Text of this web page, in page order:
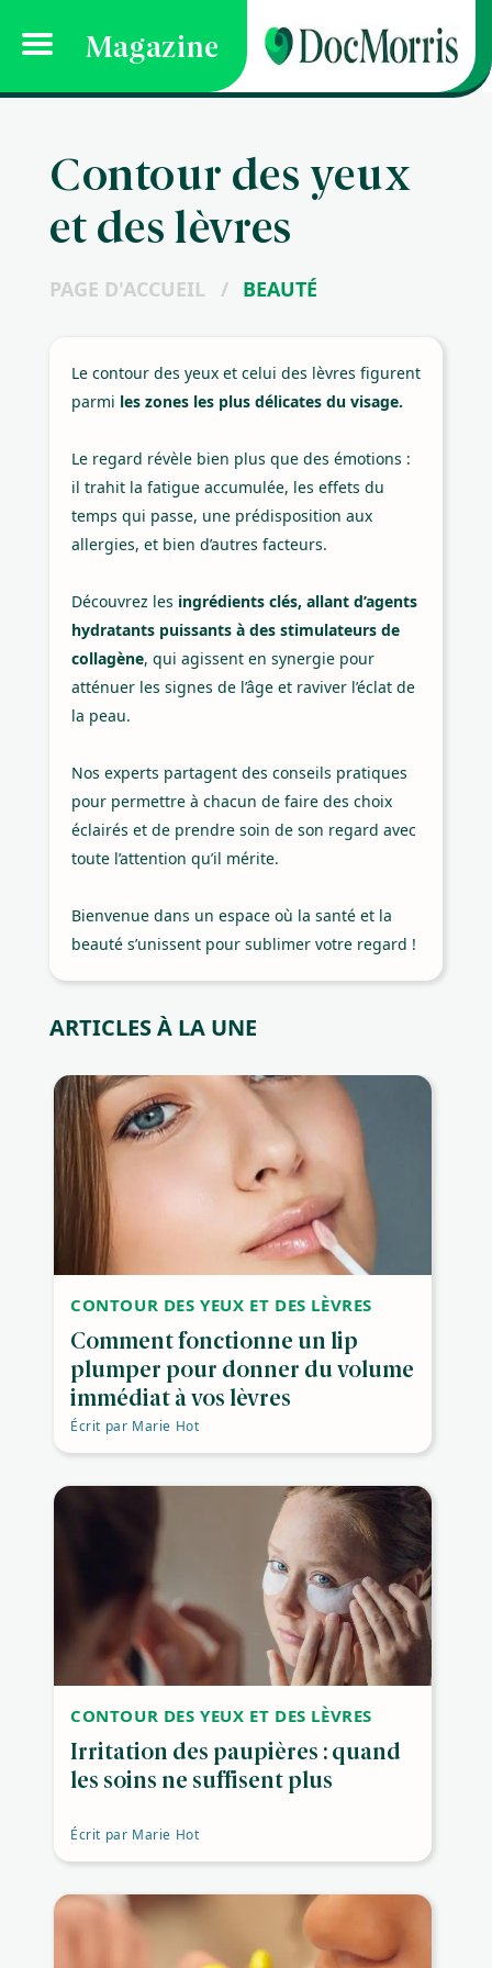
Magazine
Contour des yeux
et des lèvres
PAGE D'ACCUEIL / BEAUTÉ
Le contour des yeux et celui des lèvres figurent
parmi les zones les plus délicates du visage.
Le regard révèle bien plus que des émotions :
il trahit la fatigue accumulée, les effets du
temps qui passe, une prédisposition aux
allergies, et bien d’autres facteurs.
Découvrez les ingrédients clés, allant d’agents
hydratants puissants à des stimulateurs de
collagène, qui agissent en synergie pour
atténuer les signes de l’âge et raviver l’éclat de
la peau.
Nos experts partagent des conseils pratiques
pour permettre à chacun de faire des choix
éclairés et de prendre soin de son regard avec
toute l’attention qu’il mérite.
Bienvenue dans un espace où la santé et la
beauté s’unissent pour sublimer votre regard !
ARTICLES À LA UNE
CONTOUR DES YEUX ET DES LÈVRES
Comment fonctionne un lip
plumper pour donner du volume
immédiat à vos lèvres
Écrit par Marie Hot
CONTOUR DES YEUX ET DES LÈVRES
Irritation des paupières : quand
les soins ne suffisent plus
Écrit par Marie Hot